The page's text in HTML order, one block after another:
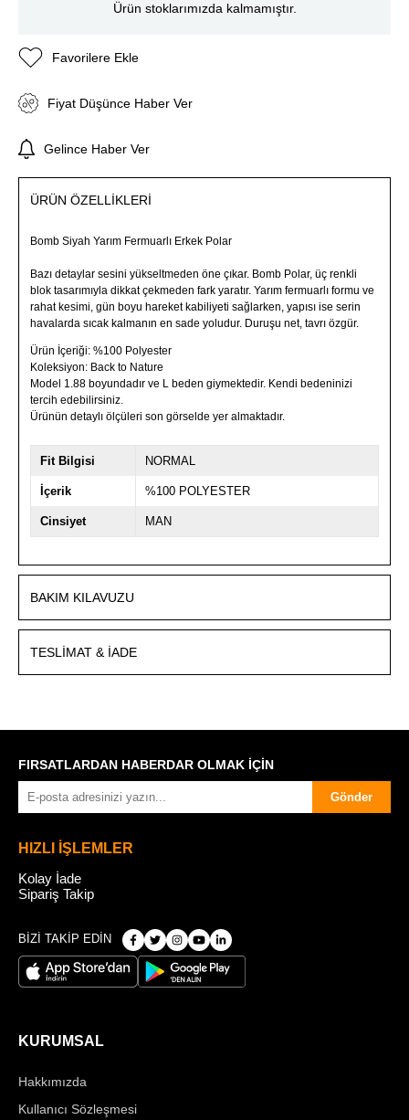
Ürün stoklarımızda kalmamıştır.
Favorilere Ekle
Fiyat Düşünce Haber Ver
Gelince Haber Ver
ÜRÜN ÖZELLIKLERI
Bomb Siyah Yarım Fermuarlı Erkek Polar
Bazı detaylar sesini yükseltmeden öne çıkar. Bomb Polar, üç renkli
blok tasarımıyla dikkat çekmeden fark yaratır. Yarım fermuarlı formu ve
rahat kesimi, gün boyu hareket kabiliyeti sağlarken, yapısı ise serin
havalarda sıcak kalmanın en sade yoludur. Duruşu net, tavrı özgür.
Ürün İçeriği: %100 Polyester
Koleksiyon: Back to Nature
Model 1.88 boyundadır ve L beden giymektedir. Kendi bedeninizi
tercih edebilirsiniz.
Ürünün detaylı ölçüleri son görselde yer almaktadır.
Fit Bilgisi NORMAL
İçerik %100 POLYESTER
Cinsiyet MAN
BAKIM KILAVUZU
TESLIMAT & İADE
FIRSATLARDAN HABERDAR OLMAK İÇİN
Gönder
HIZLI İŞLEMLER
Kolay İade
Sipariş Takip
BİZİ TAKİP EDİN
KURUMSAL
Hakkımızda
Kullanıcı Sözleşmesi